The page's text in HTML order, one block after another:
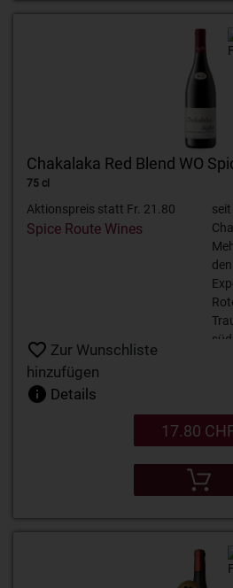
Chakalaka Red Blend WO
75 cl
Aktionspreis statt Fr. 21.80
Spice Route Wines
Zur Wunschliste
hinzufügen
Details
17.80